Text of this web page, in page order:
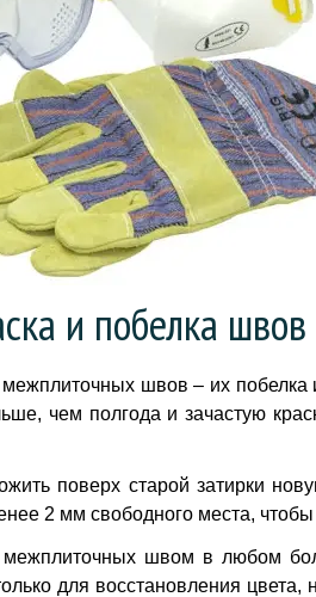
и побелка швов
швов ­– их побелка
чем полгода и зачастую
поверх старой затирки
2 мм свободного места,
межплиточных швом в любом
для восстановления